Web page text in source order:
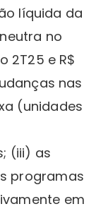
líquida da
no
2T25 e R$
nas
(unidades
(iii) as
programas
em